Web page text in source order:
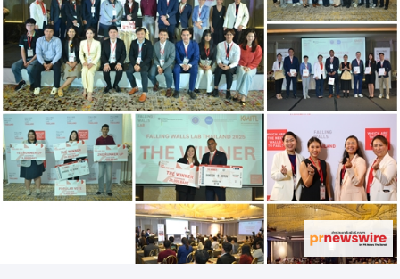
ประกัน
สัตว์เลี้ยง
ไอที
โทรศัพท์มือถือ
เอไอ
การศึกษา
ศิลปะ, วัฒนธรรม